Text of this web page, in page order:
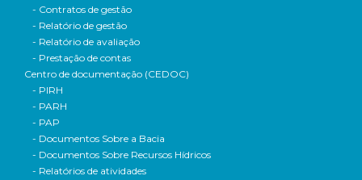
- Contratos de gestão
- Relatório de gestão
- Relatório de avaliação
- Prestação de contas
Centro de documentação (CEDOC)
- PIRH
- PARH
- PAP
- Documentos Sobre a Bacia
- Documentos Sobre Recursos Hídricos
- Relatórios de atividades